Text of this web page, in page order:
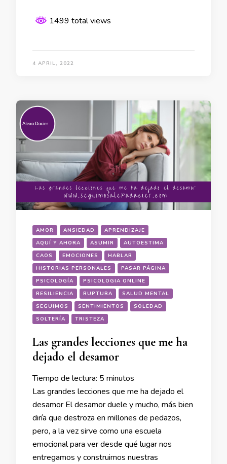
1499 total views
4 APRIL, 2022
AMOR ANSIEDAD
APRENDIZAJE
AQUÍ Y AHORA
ASUMIR
AUTOESTIMA
CAOS
EMOCIONES
HABLAR
HISTORIAS PERSONALES
PASAR PÁGINA
PSICOLOGÍA
PSICOLOGIA ONLINE
RESILIENCIA
RUPTURA
SALUD MENTAL
SEGUIMOS
SENTIMIENTOS
SOLEDAD
SOLTERÍA
TRISTEZA
Las grandes lecciones que me ha
dejado el desamor
Tiempo de lectura: 5 minutos
Las grandes lecciones que me ha dejado el
desamor El desamor duele y mucho, más bien
diría que destroza en millones de pedazos,
pero, a la vez sirve como una escuela
emocional para ver desde qué lugar nos
entregamos y construimos nuestras